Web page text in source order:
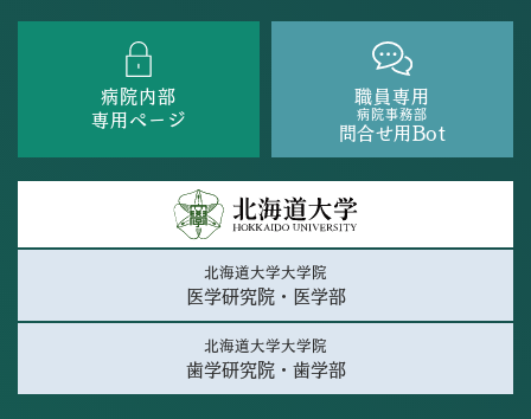
病院内部
専用ページ
職員専用
病院事務部
問合せ用Bot
北海道大学大学院
医学研究院・医学部
北海道大学大学院
歯学研究院・歯学部